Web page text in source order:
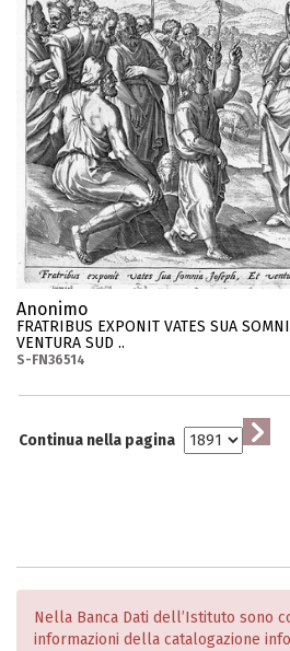
Anonimo
FRATRIBUS EXPONIT VATES SUA
VENTURA SUD ..
S-FN36514
Continua nella pagina
Nella Banca Dati dell’Istituto sono
informazioni della catalogazione